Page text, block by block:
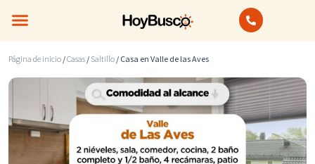
Página de inicio /Casas / Saltillo / Casa en Valle de las Aves